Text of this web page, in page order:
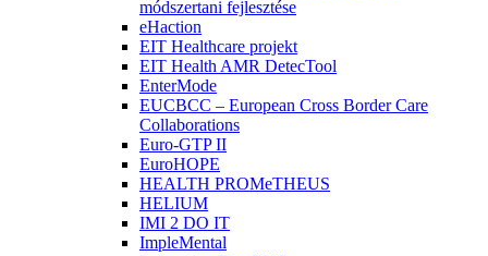
módszertani fejlesztése
eHaction
EIT Healthcare projekt
EIT Health AMR DetecTool
EnterMode
EUCBCC – European Cross Border Care
Collaborations
Euro-GTP II
EuroHOPE
HEALTH PROMeTHEUS
HELIUM
IMI 2 DO IT
ImpleMental